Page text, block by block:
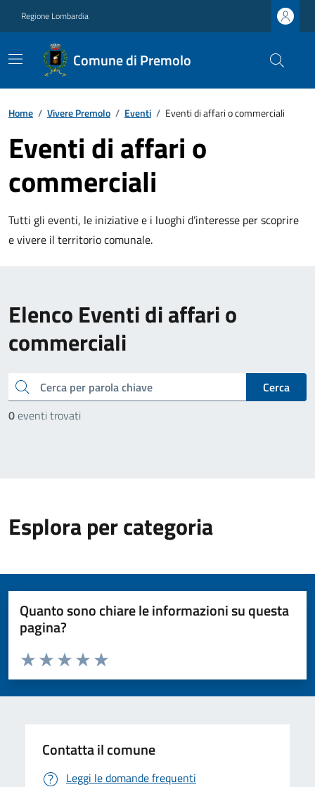
Regione Lombardia
Comune di Premolo
Home / Vivere Premolo / Eventi / Eventi di affari o commerciali
Eventi di affari o
commerciali
Tutti gli eventi, le iniziative e i luoghi d’interesse per scoprire
e vivere il territorio comunale.
Elenco Eventi di affari o
commerciali
cerca
Cerca
0eventi trovati
Esplora per categoria
Quanto sono chiare le informazioni su questa
pagina?
Valuta da 1 a 5 stelle la pagina
Valuta 5 stelle su 5
Valuta 4 stelle su 5
Valuta 3 stelle su 5
Valuta 2 stelle su 5
Valuta 1 stelle su 5
Contatta il comune
Leggi le domande frequenti